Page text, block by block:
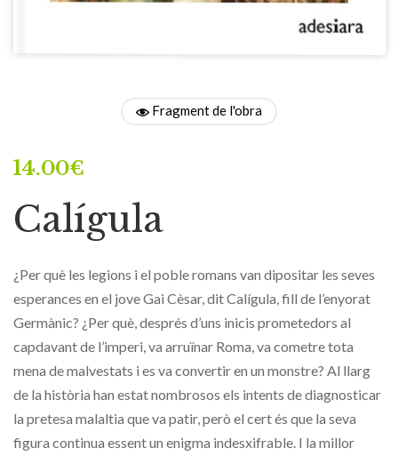
Fragment de l'obra
14.00€
Calígula
¿Per què les legions i el poble romans van dipositar les seves
esperances en el jove Gai Cèsar, dit Calígula, fill de l’enyorat
Germànic? ¿Per què, després d’uns inicis prometedors al
capdavant de l’imperi, va arruïnar Roma, va cometre tota
mena de malvestats i es va convertir en un monstre? Al llarg
de la història han estat nombrosos els intents de diagnosticar
la pretesa malaltia que va patir, però el cert és que la seva
figura continua essent un enigma indesxifrable. I la millor